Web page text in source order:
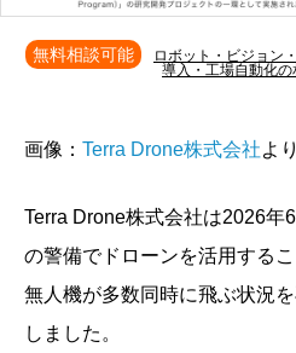
無料相談可能
ロボット・ビジョン
導入・工場自動化の
画像： Terra Drone株式会社よ
Terra Drone株式会社は2026年
の警備でドローンを活用する
無人機が多数同時に飛ぶ状況
しました。